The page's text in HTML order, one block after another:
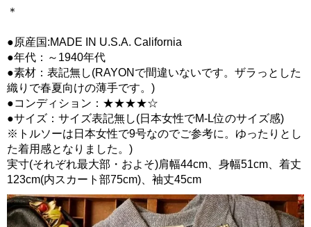
＊
●原産国:MADE IN U.S.A. California
●年代：～1940年代
●素材：表記無し(RAYONで間違いないです。ザラっとした
織りで春夏向けの薄手です。)
●コンディション：★★★★☆
●サイズ：サイズ表記無し(日本女性でM-L位のサイズ感)
※トルソーは日本女性で9号なのでご参考に。ゆったりとし
た着用感となりました。)
実寸(それぞれ最大部・およそ)肩幅44cm、身幅51cm、着丈
123cm(内スカート部75cm)、袖丈45cm